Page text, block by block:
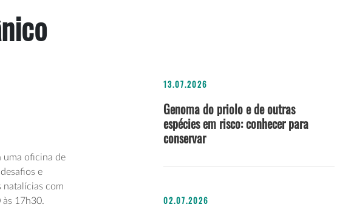
uma oficina de
e
natalícias com
17h30.
13.07.2026
Genoma do priolo e de outras
espécies em risco: conhecer para
conservar
02.07.2026